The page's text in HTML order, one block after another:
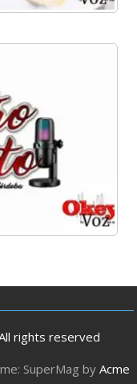
rights reserved
SuperMag byAcme